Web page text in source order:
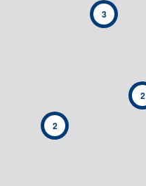
2
3
2